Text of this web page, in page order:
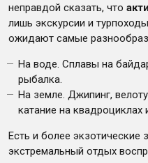
неправдой сказать, что
лишь экскурсии и
ожидают самые
На воде. Сплавы на
рыбалка.
На земле. Джипинг,
катание на квадроциклах
Есть и более экзотические
экстремальный отдых